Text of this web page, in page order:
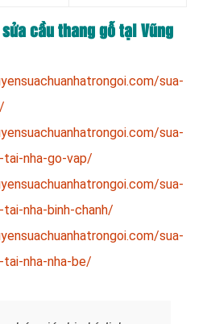
cầu thang gỗ tại Vũng
sua-
sua-
nha-go-vap/
sua-
nha-binh-chanh/
sua-
nha-nha-be/